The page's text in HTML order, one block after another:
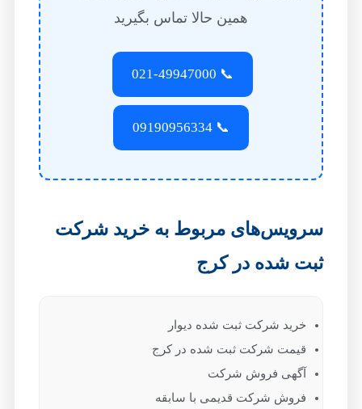
همین حالا تماس بگیرید
📞 021-49947000
📞 09190956334
سرویس‌های مربوط به خرید شرکت
ثبت شده در کرج
خرید شرکت ثبت شده دیوار
قیمت شرکت ثبت شده در کرج
آگهی فروش شرکت
فروش شرکت قدیمی با سابقه